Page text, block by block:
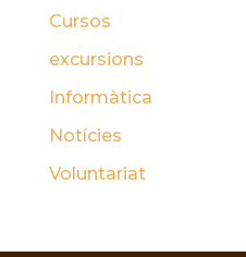
Cursos
excursions
Informàtica
Notícies
Voluntariat